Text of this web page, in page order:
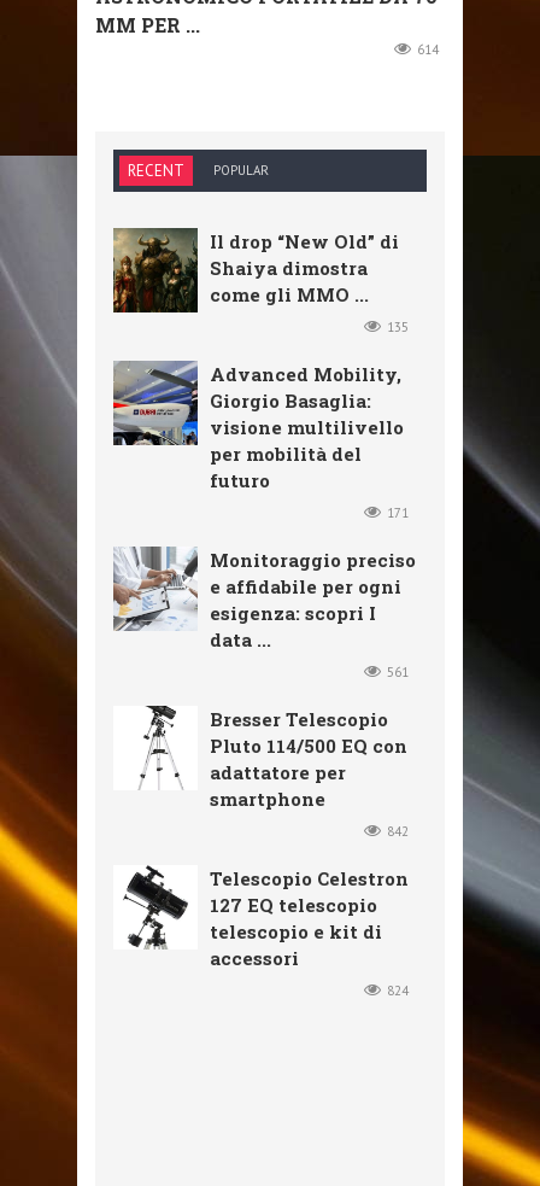
MM PER ...
614
RECENT POPULAR
Il drop “New Old” di
Shaiya dimostra
come gli MMO ...
135
Advanced Mobility,
Giorgio Basaglia:
visione multilivello
per mobilità del
futuro
171
Monitoraggio preciso
e affidabile per ogni
esigenza: scopri I
data ...
561
Bresser Telescopio
Pluto 114/500 EQ con
adattatore per
smartphone
842
Telescopio Celestron
127 EQ telescopio
telescopio e kit di
accessori
824